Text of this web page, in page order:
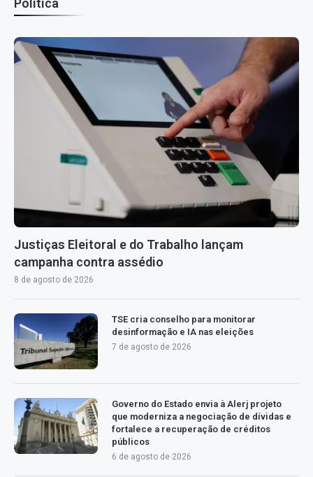
Política
Justiças Eleitoral e do Trabalho lançam
campanha contra assédio
8 de agosto de 2026
TSE cria conselho para monitorar
desinformação e IA nas eleições
7 de agosto de 2026
Governo do Estado envia à Alerj projeto
que moderniza a negociação de dívidas e
fortalece a recuperação de créditos
públicos
6 de agosto de 2026